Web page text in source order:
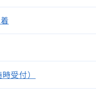
受付）